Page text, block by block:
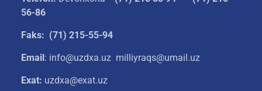
56-86
Faks: (71) 215-55-94
Email: info@uzdxa.uz milliyraqs@umail.uz
Exat: uzdxa@exat.uz